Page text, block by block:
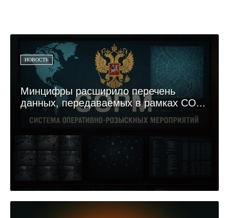
НОВОСТЬ
Минцифры расширило перечень
данных, передаваемых в рамках СО...